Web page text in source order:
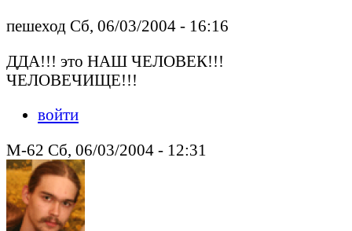
пешеход Сб, 06/03/2004 - 16:16
ДДА!!! это НАШ ЧЕЛОВЕК!!!
ЧЕЛОВЕЧИЩЕ!!!
войти
M-62 Сб, 06/03/2004 - 12:31